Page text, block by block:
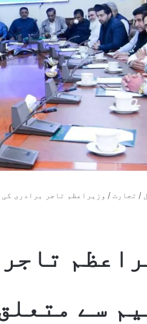
/ تجارت / وزیراعظم تاجر برادری
سے